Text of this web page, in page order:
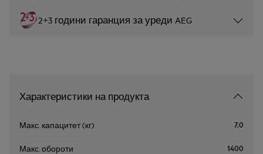
2+3 години гаранция за уреди AEG
Характеристики на продукта
Макс. капацитет (кг) 7.0
Макс. обороти 1400